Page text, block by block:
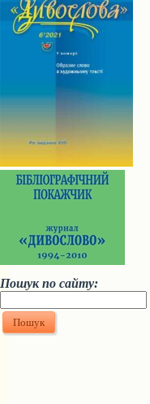
Пошук по сайту: